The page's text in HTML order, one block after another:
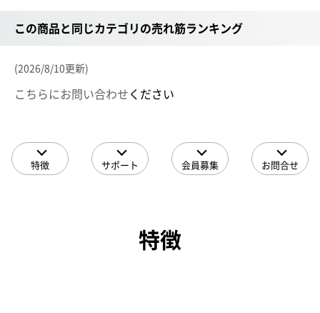
この商品と同じカテゴリの売れ筋ランキング
(2026/8/10更新)
こちらにお問い合わせください
特徴 サポート 会員募集 お問合せ
特徴